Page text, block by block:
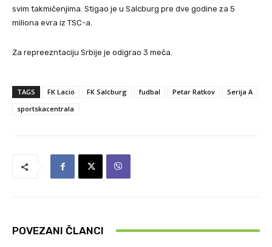
svim takmičenjima. Stigao je u Salcburg pre dve godine za 5
miliona evra iz TSC-a.
Za repreezntaciju Srbije je odigrao 3 meča.
TAGS FK Lacio FK Salcburg fudbal Petar Ratkov
Serija A
sportskacentrala
POVEZANI ČLANCI